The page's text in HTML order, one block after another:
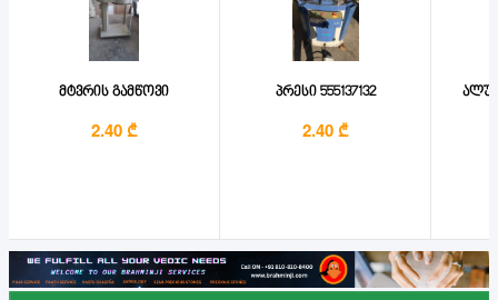
მტვრის გამწოვი
2.40 ₾
პრესი 555137132
2.40 ₾